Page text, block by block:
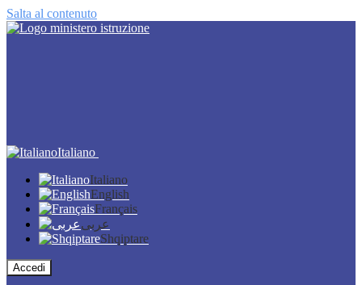
Salta al contenuto
Italiano
Italiano
English
Français
عربى
Shqiptare
Accedi